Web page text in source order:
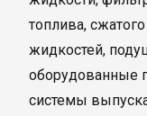
топлива,
жидкостей,
оборудованные
системы